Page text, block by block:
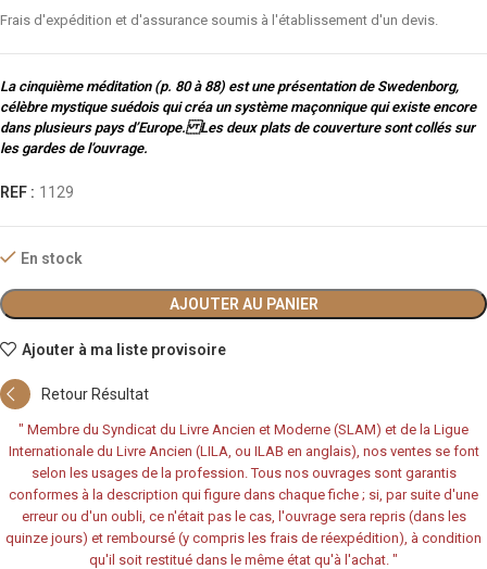
Frais d'expédition et d'assurance soumis à l'établissement d'un devis.
La cinquième méditation (p. 80 à 88) est une présentation de Swedenborg,
célèbre mystique suédois qui créa un système maçonnique qui existe encore
dans plusieurs pays d’Europe. Les deux plats de couverture sont collés sur
les gardes de l’ouvrage.
REF : 1129
En stock
AJOUTER AU PANIER
Ajouter à ma liste provisoire
Retour Résultat
" Membre du Syndicat du Livre Ancien et Moderne (SLAM) et de la Ligue
Internationale du Livre Ancien (LILA, ou ILAB en anglais), nos ventes se font
selon les usages de la profession. Tous nos ouvrages sont garantis
conformes à la description qui figure dans chaque fiche ; si, par suite d'une
erreur ou d'un oubli, ce n'était pas le cas, l'ouvrage sera repris (dans les
quinze jours) et remboursé (y compris les frais de réexpédition), à condition
qu'il soit restitué dans le même état qu'à l'achat. "